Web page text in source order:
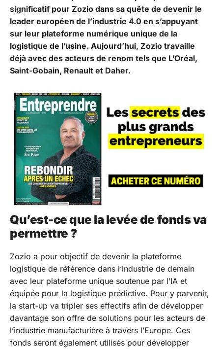
significatif pour Zozio dans sa quête de devenir le
leader européen de l’industrie 4.0 en s’appuyant
sur leur plateforme numérique unique de la
logistique de l’usine. Aujourd’hui, Zozio travaille
déjà avec des acteurs de renom tels que L’Oréal,
Saint-Gobain, Renault et Daher.
Qu’est-ce que la levée de fonds va
permettre ?
Zozio a pour objectif de devenir la plateforme
logistique de référence dans l’industrie de demain
avec leur plateforme unique soutenue par l’IA et
équipée pour la logistique prédictive. Pour y parvenir,
la start-up va tripler ses effectifs afin de développer
davantage son offre de solutions pour les acteurs de
l’industrie manufacturière à travers l’Europe. Ces
fonds seront également utilisés pour développer